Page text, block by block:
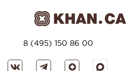
8 (495) 150 86 00